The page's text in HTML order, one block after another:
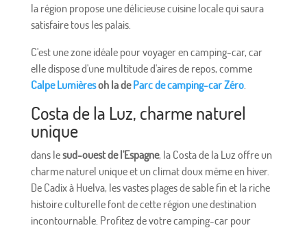
la région propose une délicieuse cuisine locale qui saura
satisfaire tous les palais.
C'est une zone idéale pour voyager en camping-car, car
elle dispose d'une multitude d'aires de repos, comme
Calpe Lumièresoh la deParc de camping-car Zéro.
Costa de la Luz, charme naturel
unique
dans lesud-ouest de l'Espagne, la Costa de la Luz offre un
charme naturel unique et un climat doux même en hiver.
De Cadix à Huelva, les vastes plages de sable fin et la riche
histoire culturelle font de cette région une destination
incontournable. Profitez de votre camping-car pour